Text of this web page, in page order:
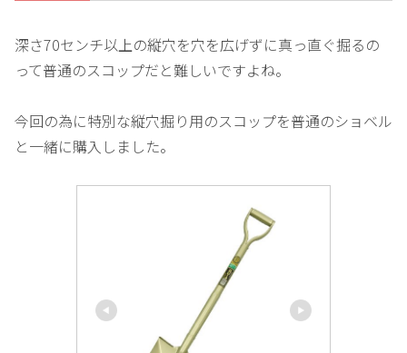
深さ70センチ以上の縦穴を穴を広げずに真っ直ぐ掘るの
って普通のスコップだと難しいですよね。
今回の為に特別な縦穴掘り用のスコップを普通のショベル
と一緒に購入しました。